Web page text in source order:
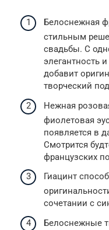
Белоснежная
стильным
свадьбы. С
элегантность
добавит
творческий
Нежная
фиолетовая
появляется в
Смотрится
французских
Гиацинт
сочетании с
Белоснежные